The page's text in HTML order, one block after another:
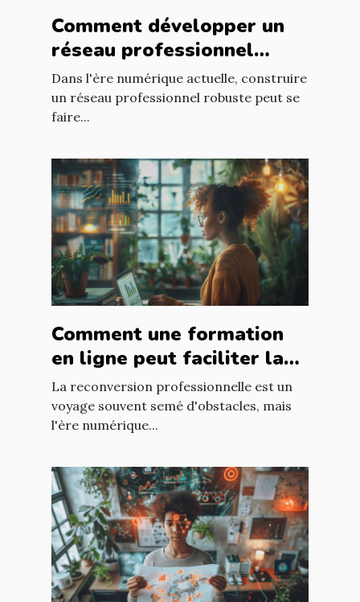
Comment développer un
réseau professionnel
puissant sans quitter
votre domicile
Dans l'ère numérique actuelle, construire
un réseau professionnel robuste peut se
faire...
Comment une formation
en ligne peut faciliter la
reconversion en analyste
de données
La reconversion professionnelle est un
voyage souvent semé d'obstacles, mais
l'ère numérique...